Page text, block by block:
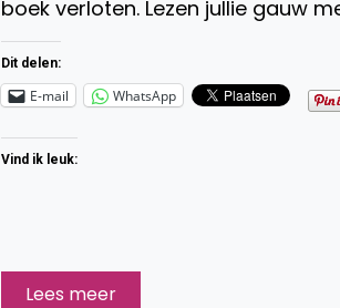
boek verloten. Lezen jullie gauw
Dit delen:
E-mail WhatsApp
Vind ik leuk:
Lees meer